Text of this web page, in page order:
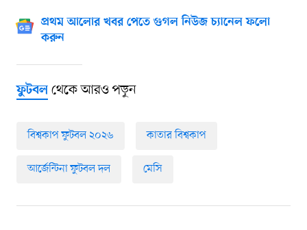
প্রথম আলোর খবর পেতে গুগল নিউজ চ্যানেল ফলো
করুন
ফুটবলথেকে আরও পড়ুন
বিশ্বকাপ ফুটবল ২০২৬ কাতার বিশ্বকাপ
আর্জেন্টিনা ফুটবল দল মেসি